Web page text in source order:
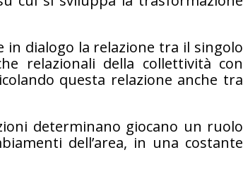
dialogo la relazione tra il singolo
relazionali della collettività con
questa relazione anche tra
determinano giocano un ruolo
dell’area, in una costante